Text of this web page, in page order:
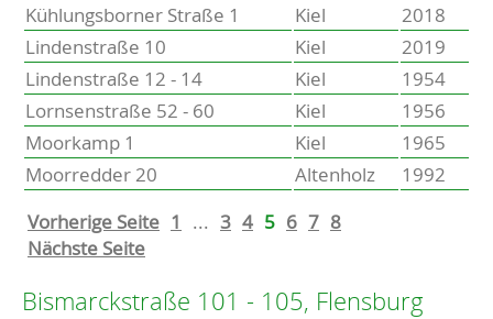
Kühlungsborner Straße 1
Kiel
2018
Lindenstraße 10
Kiel
2019
Lindenstraße 12 - 14
Kiel
1954
Lornsenstraße 52 - 60
Kiel
1956
Moorkamp 1
Kiel
1965
Moorredder 20
Altenholz
1992
Vorherige Seite 1 ... 3 4 5 6 7 8
Nächste Seite
Bismarckstraße 101 - 105, Flensburg